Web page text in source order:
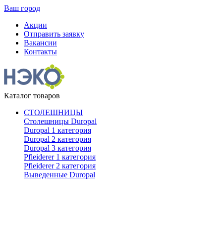
Ваш город
Акции
Отправить заявку
Вакансии
Контакты
Каталог товаров
СТОЛЕШНИЦЫ
Столешницы Duropal
Duropal 1 категория
Duropal 2 категория
Duropal 3 категория
Pfleiderer 1 категория
Pfleiderer 2 категория
Выведенные Duropal